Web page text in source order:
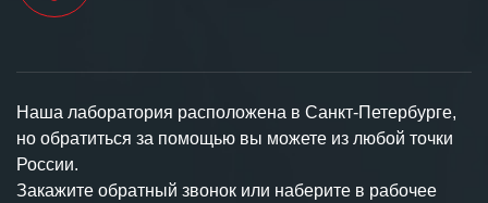
Наша лаборатория расположена в Санкт-Петербурге,
но обратиться за помощью вы можете из любой точки
России.
Закажите обратный звонок или наберите в рабочее